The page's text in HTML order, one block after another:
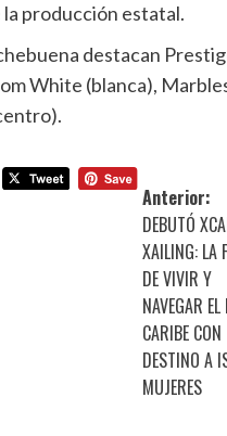
producción estatal.
destacan
White (blanca),
Anterior:
DEBUTÓ
XAILING: LA
DE VIVIR Y
NAVEGAR
CARIBE CON
DESTINO A
MUJERES